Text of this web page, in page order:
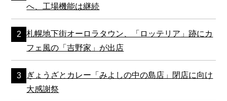
へ、工場機能は継続
札幌地下街オーロラタウン、「ロッテリア」跡にカ
フェ風の「吉野家」が出店
ぎょうざとカレー「みよしの中の島店」閉店に向け
大感謝祭